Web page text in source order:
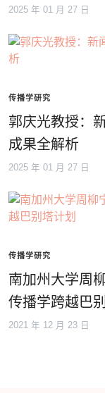
2025 年 01 月 27 日
传播学研究
郭庆光教授：
成果全解析
2025 年 01 月 27 日
传播学研究
南加州大学周
传播学跨越巴
2021 年 12 月 23 日